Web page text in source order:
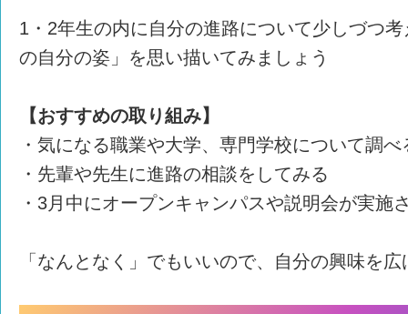
1・2年生の内に自分の進路について少しづつ
の自分の姿」を思い描いてみましょう
【おすすめの取り組み】
・気になる職業や大学、専門学校について調べ
・先輩や先生に進路の相談をしてみる
・3月中にオープンキャンパスや説明会が実施
「なんとなく」でもいいので、自分の興味を